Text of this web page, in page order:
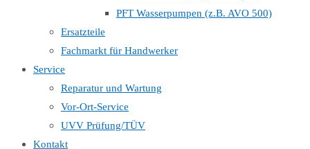
PFT Wasserpumpen (z.B. AVO 500)
Ersatzteile
Fachmarkt für Handwerker
Service
Reparatur und Wartung
Vor-Ort-Service
UVV Prüfung/TÜV
Kontakt